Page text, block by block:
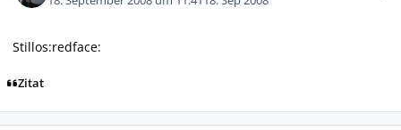
Stillos:redface:
Zitat